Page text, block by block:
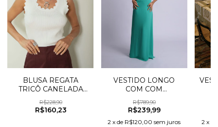
BLUSA REGATA
TRICÔ CANELADA
DETALHE EM
ONDAS
R$228,90
R$160,23
VESTIDO LONGO
COM COM
BARBATANA
R$789,90
R$239,99
2 xde R$120,00 sem juros 2 x